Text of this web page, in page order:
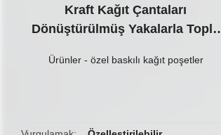
Kraft Kağıt Çantaları
Dönüştürülmüş Yakalarla Toplu
Üreticileri Kağıt Mağazaları
Ürünler- özel baskılı kağıt poşetler